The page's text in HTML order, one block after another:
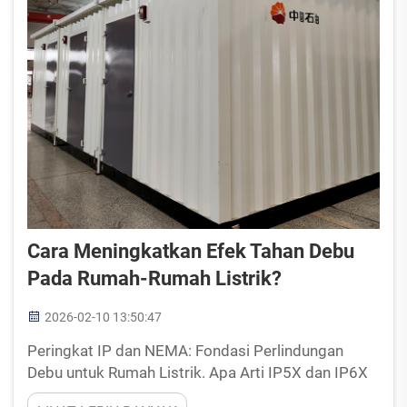
Cara Meningkatkan Efek Tahan Debu
Pada Rumah-Rumah Listrik?
2026-02-10 13:50:47
Peringkat IP dan NEMA: Fondasi Perlindungan
Debu untuk Rumah Listrik. Apa Arti IP5X dan IP6X
bagi Ketahanan Masuknya Debu ke Rumah Listrik.